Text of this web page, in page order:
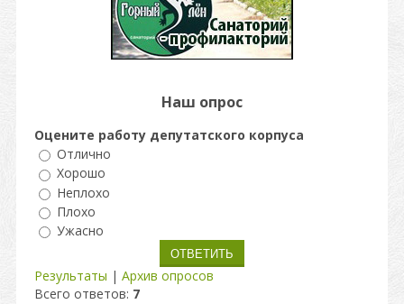
Наш опрос
Оцените работу депутатского корпуса
Отлично
Хорошо
Неплохо
Плохо
Ужасно
Результаты | Архив опросов
Всего ответов: 7